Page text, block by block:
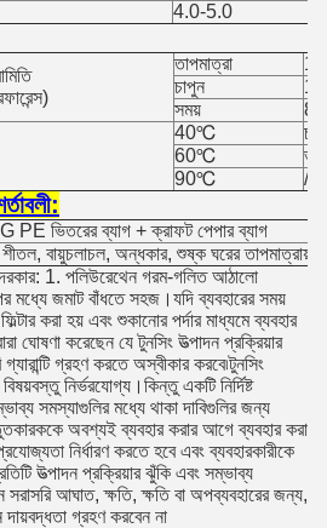
4.0-5.0
তাপমাত্রা
চাপুন
সময়
8-
40℃
60℃
ভাল
90℃
/
PE ভিতরের ব্যাগ + ক্রাফট পেপার ব্যাগ
বায়ুচলাচল, অন্ধকার, শুষ্ক ঘরের তাপমাত্রায়
1. পলিউরেথেন গরম-গলিত আঠালো
মধ্যে জমাট বাঁধতে সহজ।যদি ব্যবহারের সময়
করা হয় এবং শুকানোর পর্দার মাধ্যমে ব্যবহার
ঘোষণা করেছেন যে টুনসিং উত্পাদন প্রক্রিয়ার
গ্রহণ করতে অস্বীকার করবে৷টুনসিং
নির্ভরযোগ্য।কিন্তু একটি নির্দিষ্ট
সমস্যাগুলির মধ্যে থাকা দাবিগুলির জন্য
অবশ্যই ব্যবহার করার আগে ব্যবহার করা
নির্ধারণ করতে হবে এবং ব্যবহারকারীকে
উত্পাদন প্রক্রিয়ার ঝুঁকি এবং সম্ভাব্য
আঘাত, ক্ষতি, ক্ষতি বা অপব্যবহারের জন্য,
গ্রহণ করবেন না